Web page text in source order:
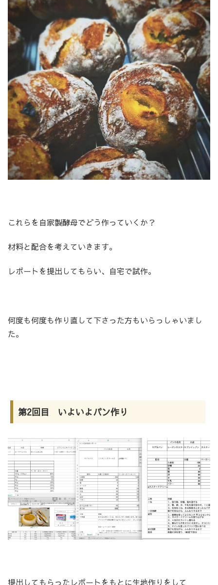
これらを自家製酵母でどう作っていくか？
材料と配合を考えていきます。
レポートを提出してもらい、自宅で試作。
何度も何度も作り直して下さった方もいらっしゃいまし
た。
第2回目 いよいよパン作り
提出してもらったレポートをもとに生地作りをして